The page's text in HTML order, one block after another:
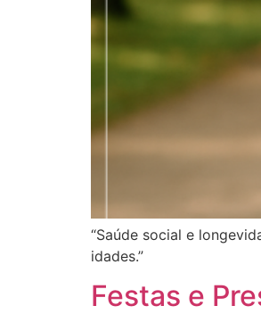
“Saúde social e
idades.”
Festas e